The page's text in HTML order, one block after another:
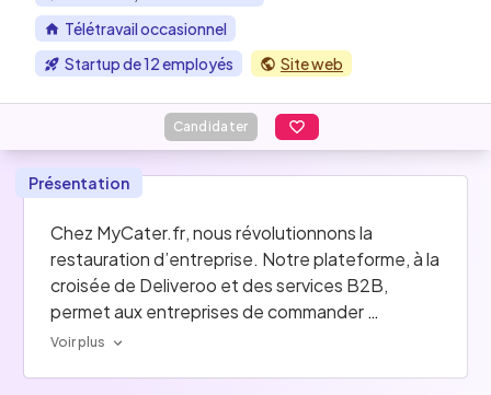
Télétravail occasionnel
Startup de 12 employés
Site web
Candidater
Présentation
Chez MyCater.fr, nous révolutionnons la
restauration d’entreprise. Notre plateforme, à la
croisée de Deliveroo et des services B2B,
permet aux entreprises de commander
facilement auprès d’une sélection variée de
Voir plus